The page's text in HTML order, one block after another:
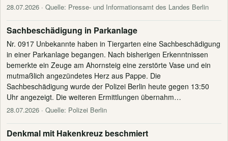
28.07.2026 · Quelle: Presse- und Informationsamt des Landes Berlin
Sachbeschädigung in Parkanlage
Nr. 0917 Unbekannte haben in Tiergarten eine Sachbeschädigung
in einer Parkanlage begangen. Nach bisherigen Erkenntnissen
bemerkte ein Zeuge am Ahornsteig eine zerstörte Vase und ein
mutmaßlich angezündetes Herz aus Pappe. Die
Sachbeschädigung wurde der Polizei Berlin heute gegen 13:50
Uhr angezeigt. Die weiteren Ermittlungen übernahm…
28.07.2026 · Quelle: Polizei Berlin
Denkmal mit Hakenkreuz beschmiert